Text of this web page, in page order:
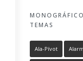
TEMAS
Ala-Pívot